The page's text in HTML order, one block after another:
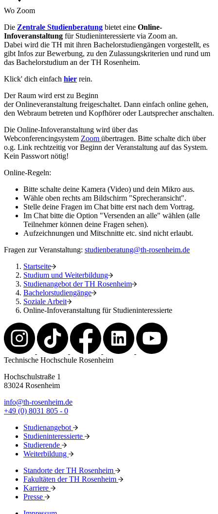
Wo Zoom
Die Zentrale Studienberatung bietet eine Online-
Infoveranstaltung für Studieninteressierte via Zoom an.
Dabei wird die TH mit ihren Bachelorstudiengängen vorgestellt, es
gibt Infos zur Bewerbung, zu den Zulassungskriterien und rund um
das Bachelorstudium an der TH Rosenheim.
Klick' dich einfach hier rein.
Der Raum wird erst zu Beginn
der Onlineveranstaltung freigeschaltet. Dann einfach online gehen,
den Webraum betreten und Kopfhörer oder Lautsprecher anschalten.
Die Online-Infoveranstaltung wird über das
Webconferencingsystem Zoom übertragen. Bitte schalte dich über
o.g. Link rechtzeitig vor Beginn der Veranstaltung auf das System.
Kein Passwort nötig!
Online-Regeln:
Bitte schalte deine Kamera (Video) und dein Mikro aus.
Wähle oben rechts am Bildschirm "Sprecheransicht".
Stelle deine Fragen im Chat bitte erst nach dem Vortrag.
Im Chat bitte die Option "Versenden an alle" wählen (alle
Teilnehmer können deine Fragen sehen).
Aufzeichnungen und Mitschnitte etc. sind nicht erlaubt.
Fragen zur Veranstaltung: studienberatung@th-rosenheim.de
Startseite
Studium und Weiterbildung
Studienangebot der TH Rosenheim
Bachelorstudiengänge
Soziale Arbeit
Online-Infoveranstaltung für Studieninteressierte
Technische Hochschule Rosenheim
Hochschulstraße 1
83024 Rosenheim
info@th-rosenheim.de
+49 (0) 8031 805 - 0
Studienangebot
Studieninteressierte
Studierende
Weiterbildung
Standorte der TH Rosenheim
Fakultäten der TH Rosenheim
Karriere
Presse